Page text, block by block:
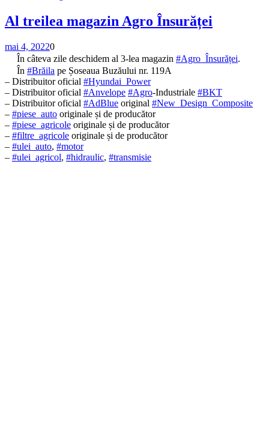
Al treilea magazin Agro Însurăței
mai 4, 20220
În câteva zile deschidem al 3-lea magazin #Agro_Însurăței.
În #Brăila pe Șoseaua Buzăului nr. 119A
– Distribuitor oficial #Hyundai_Power
– Distribuitor oficial #Anvelope #Agro-Industriale #BKT
– Distribuitor oficial #AdBlue original #New_Design_Composite
– #piese_auto originale și de producător
– #piese_agricole originale și de producător
– #filtre_agricole originale și de producător
– #ulei_auto, #motor
– #ulei_agricol, #hidraulic, #transmisie